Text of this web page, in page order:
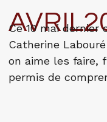
Ce 10 mai
Catherine
on aime les faire,
permis de